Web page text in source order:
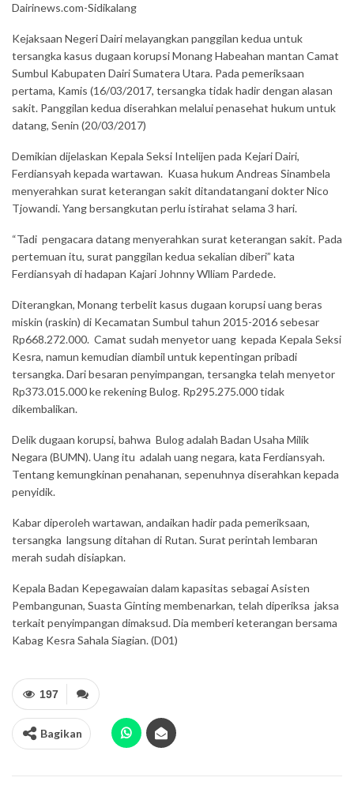
Dairinews.com-Sidikalang
Kejaksaan Negeri Dairi melayangkan panggilan kedua untuk
tersangka kasus dugaan korupsi Monang Habeahan mantan Camat
Sumbul Kabupaten Dairi Sumatera Utara. Pada pemeriksaan
pertama, Kamis (16/03/2017, tersangka tidak hadir dengan alasan
sakit. Panggilan kedua diserahkan melalui penasehat hukum untuk
datang, Senin (20/03/2017)
Demikian dijelaskan Kepala Seksi Intelijen pada Kejari Dairi,
Ferdiansyah kepada wartawan. Kuasa hukum Andreas Sinambela
menyerahkan surat keterangan sakit ditandatangani dokter Nico
Tjowandi. Yang bersangkutan perlu istirahat selama 3 hari.
“Tadi pengacara datang menyerahkan surat keterangan sakit. Pada
pertemuan itu, surat panggilan kedua sekalian diberi” kata
Ferdiansyah di hadapan Kajari Johnny Wlliam Pardede.
Diterangkan, Monang terbelit kasus dugaan korupsi uang beras
miskin (raskin) di Kecamatan Sumbul tahun 2015-2016 sebesar
Rp668.272.000. Camat sudah menyetor uang kepada Kepala Seksi
Kesra, namun kemudian diambil untuk kepentingan pribadi
tersangka. Dari besaran penyimpangan, tersangka telah menyetor
Rp373.015.000 ke rekening Bulog. Rp295.275.000 tidak
dikembalikan.
Delik dugaan korupsi, bahwa Bulog adalah Badan Usaha Milik
Negara (BUMN). Uang itu adalah uang negara, kata Ferdiansyah.
Tentang kemungkinan penahanan, sepenuhnya diserahkan kepada
penyidik.
Kabar diperoleh wartawan, andaikan hadir pada pemeriksaan,
tersangka langsung ditahan di Rutan. Surat perintah lembaran
merah sudah disiapkan.
Kepala Badan Kepegawaian dalam kapasitas sebagai Asisten
Pembangunan, Suasta Ginting membenarkan, telah diperiksa jaksa
terkait penyimpangan dimaksud. Dia memberi keterangan bersama
Kabag Kesra Sahala Siagian. (D01)
197
Bagikan